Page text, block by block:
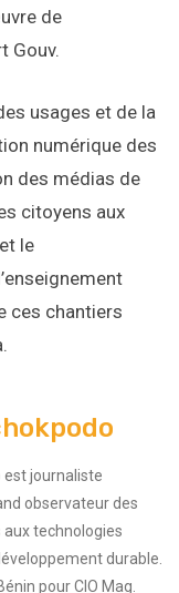
de
Gouv.
usages et de la
numérique des
des médias de
citoyens aux
le
ces chantiers
est journaliste
observateur des
technologies
durable.
pour CIO Mag.